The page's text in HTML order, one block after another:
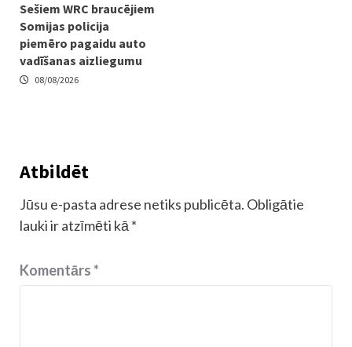
Sešiem WRC braucējiem
Somijas policija
piemēro pagaidu auto
vadīšanas aizliegumu
08/08/2026
Atbildēt
Jūsu e-pasta adrese netiks publicēta. Obligātie
lauki ir atzīmēti kā *
Komentārs*